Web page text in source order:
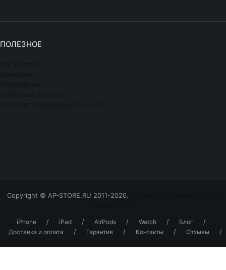
ПОЛЕЗНОЕ
Copyright © AP-STORE.RU 2011-2026.
iPhone / iPad / AirPods / Watch / Блог /
Доставка и оплата / Гарантия / Контакты / Отзывы /